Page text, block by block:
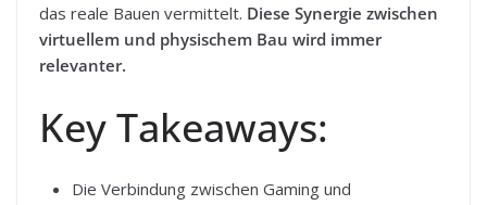
das reale Bauen vermittelt. Diese Synergie zwischen
virtuellem und physischem Bau wird immer
relevanter.
Key Takeaways:
Die Verbindung zwischen Gaming und